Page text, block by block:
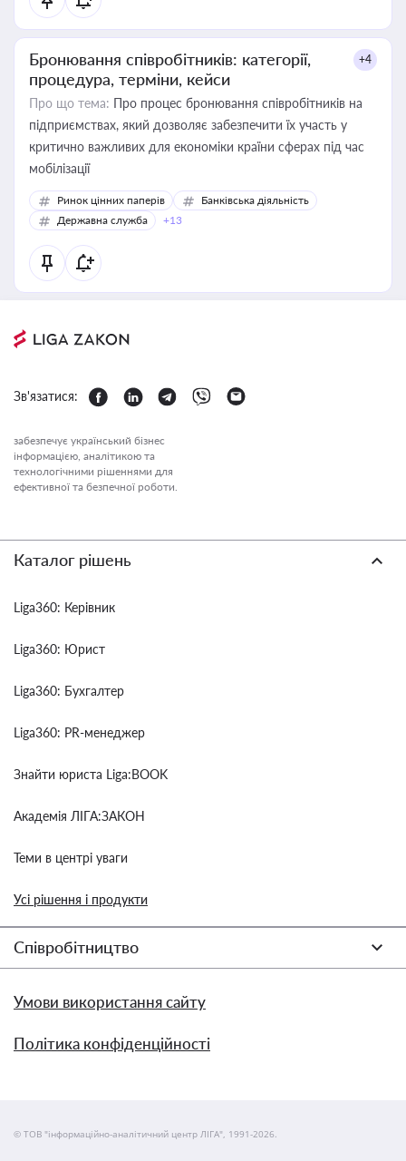
Бронювання співробітників: категорії,
процедура, терміни, кейси
+4
Про що тема: Про процес бронювання співробітників на
підприємствах, який дозволяє забезпечити їх участь у
критично важливих для економіки країни сферах під час
мобілізації
Ринок цінних паперів
Банківська діяльність
Державна служба
+13
Зв'язатися:
забезпечує український бізнес
інформацією, аналітикою та
технологічними рішеннями для
ефективної та безпечної роботи.
Каталог рішень
Liga360: Керівник
Liga360: Юрист
Liga360: Бухгалтер
Liga360: PR-менеджер
Знайти юриста Liga:BOOK
Академія ЛІГА:ЗАКОН
Теми в центрі уваги
Усі рішення і продукти
Співробітництво
Умови використання сайту
Політика конфіденційності
© ТОВ "інформаційно-аналітичний центр ЛІГА", 1991-2026.